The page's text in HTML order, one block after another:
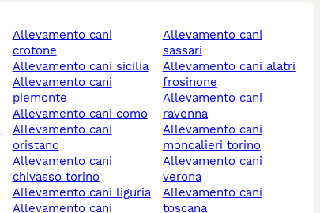
allevamento cani
crotone
allevamento cani sicilia
allevamento cani
piemonte
allevamento cani como
allevamento cani
oristano
allevamento cani
chivasso torino
allevamento cani liguria
allevamento cani
allevamento cani
sassari
allevamento cani alatri
frosinone
allevamento cani
ravenna
allevamento cani
moncalieri torino
allevamento cani
verona
allevamento cani
toscana